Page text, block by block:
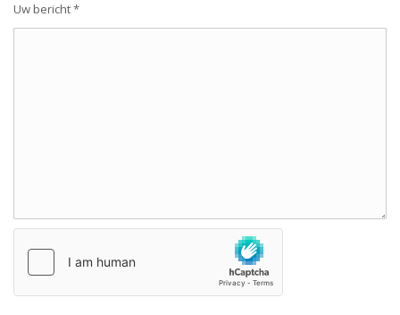
Uw bericht *